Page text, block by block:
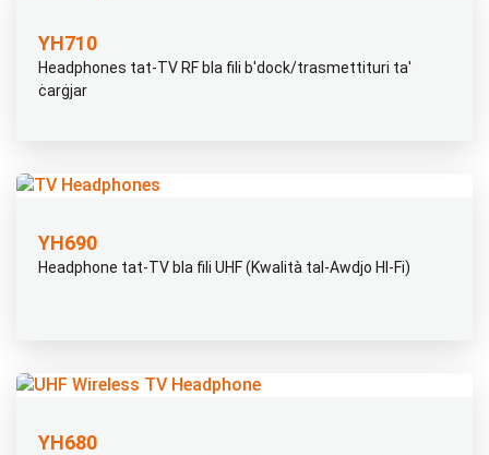
YH710
Headphones tat-TV RF bla fili b'dock/trasmettituri ta'
ċarġjar
YH690
Headphone tat-TV bla fili UHF (Kwalità tal-Awdjo HI-Fi)
YH680